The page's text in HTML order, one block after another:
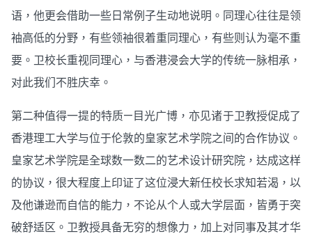
语，他更会借助一些日常例子生动地说明。同理心往往是领
袖高低的分野，有些领袖很着重同理心，有些则认为毫不重
要。卫校长重视同理心，与香港浸会大学的传统一脉相承，
对此我们不胜庆幸。
第二种值得一提的特质—目光广博，亦见诸于卫教授促成了
香港理工大学与位于伦敦的皇家艺术学院之间的合作协议。
皇家艺术学院是全球数一数二的艺术设计研究院，达成这样
的协议，很大程度上印证了这位浸大新任校长求知若渴，以
及他谦逊而自信的能力，不论从个人或大学层面，皆勇于突
破舒适区。卫教授具备无穷的想像力，加上对同事及其才华